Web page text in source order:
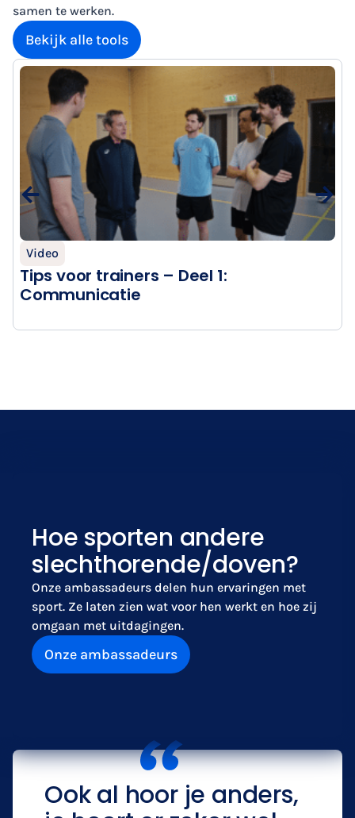
samen te werken.
Bekijk alle tools
Video
Tips voor trainers – Deel 1:
Communicatie
Hoe sporten andere
slechthorende/doven?
Onze ambassadeurs delen hun ervaringen met
sport. Ze laten zien wat voor hen werkt en hoe zij
omgaan met uitdagingen.
Onze ambassadeurs
Ook al hoor je anders,